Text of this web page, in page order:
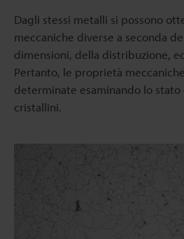
Dagli stessi metalli si possono
meccaniche diverse a seconda
dimensioni, della distribuzione,
Pertanto, le proprietà
determinate esaminando lo
cristallini.